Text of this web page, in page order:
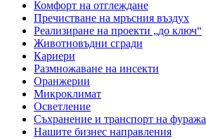
Комфорт на отглеждане
Пречистване на мръсния въздух
Реализиране на проекти „до ключ“
Животновъдни сгради
Кариери
Размножаване на инсекти
Оранжерии
Микроклимат
Осветление
Съхранение и транспорт на фуража
Нашите бизнес направления